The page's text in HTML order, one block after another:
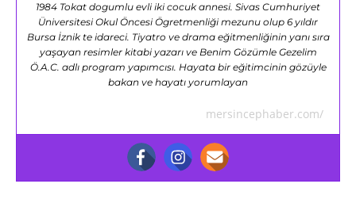
1984 Tokat dogumlu evli iki cocuk annesi. Sivas Cumhuriyet
Üniversitesi Okul Öncesi Ögretmenliği mezunu olup 6 yıldır
Bursa İznik te idareci. Tiyatro ve drama eğitmenliğinin yanı sıra
yaşayan resimler kitabi yazarı ve Benim Gözümle Gezelim
Ö.A.C. adlı program yapımcısı. Hayata bir eğitimcinin gözüyle
bakan ve hayatı yorumlayan
mersincephaber.com/